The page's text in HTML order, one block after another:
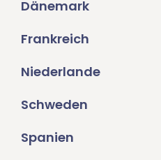
Dänemark
Frankreich
Niederlande
Schweden
Spanien